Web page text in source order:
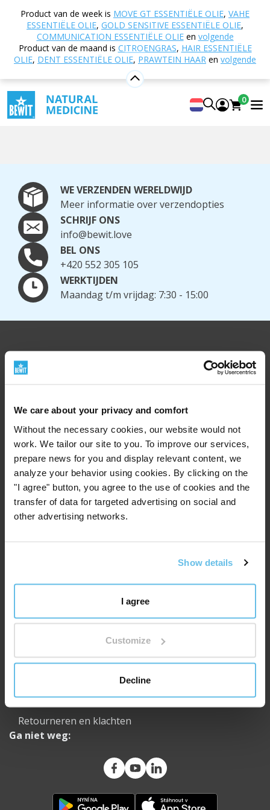
We care about your privacy and comfort
Without the necessary cookies, our website would not
work. We tailor our site to you. To improve our services,
prepare news for you and display relevant content, we
analyze your behavior using cookies. By clicking on the
"I agree" button, you agree to the use of cookies and the
transfer of data for targeted advertising on social and
other advertising networks.
Show details
I agree
Customize
Decline
Product van de week is MOVE GT ESSENTIËLE OLIE, VAHE
ESSENTIËLE OLIE, GOLD SENSITIVE ESSENTIËLE OLIE,
COMMUNICATION ESSENTIËLE OLIEen volgende
Product van de maand is CITROENGRAS, HAIR ESSENTIËLE
OLIE, DENT ESSENTIËLE OLIE, PRAWTEIN HAAR en volgende
0
Winkelmandje
Het winkelmandje is leeg.
Bekijk catalogus
WE VERZENDEN WERELDWIJD
Meer informatie over verzendopties
SCHRIJF ONS
info@bewit.love
BEL ONS
+420 552 305 105
WERKTIJDEN
Maandag t/m vrijdag: 7:30 - 15:00
Nuttige links:
Medische en wetenschappelijke adviesraad
Transport
Neem contact op met
Beoordelingen
Juridische documenten
Laat het niet los - NNTB
Retourneren en klachten
Ga niet weg: